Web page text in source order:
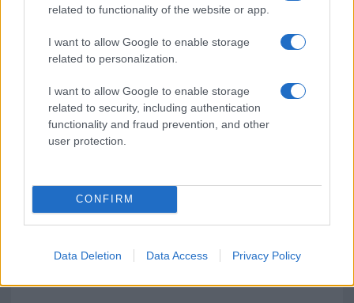
related to functionality of the website or app.
I want to allow Google to enable storage
related to personalization.
I want to allow Google to enable storage
related to security, including authentication
functionality and fraud prevention, and other
user protection.
CONFIRM
Data Deletion Data Access Privacy Policy